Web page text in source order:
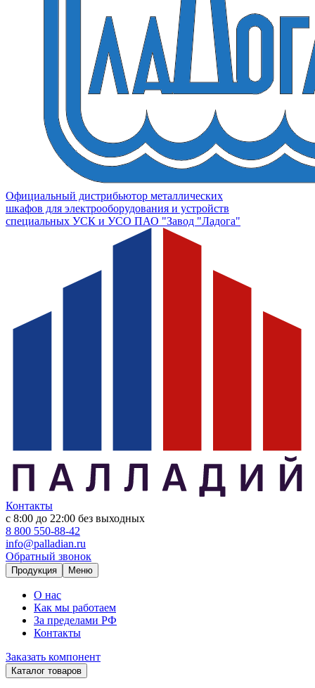
Официальный дистрибьютор металлических
шкафов для электрооборудования и устройств
специальных УСК и УСО ПАО "Завод "Ладога"
Контакты
с 8:00 до 22:00 без выходных
8 800 550-88-42
info@palladian.ru
Обратный звонок
Продукция Меню
О нас
Как мы работаем
За пределами РФ
Контакты
Заказать компонент
Каталог товаров